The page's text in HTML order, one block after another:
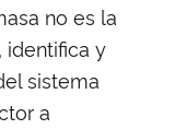
no es la
identifica y
sistema
a